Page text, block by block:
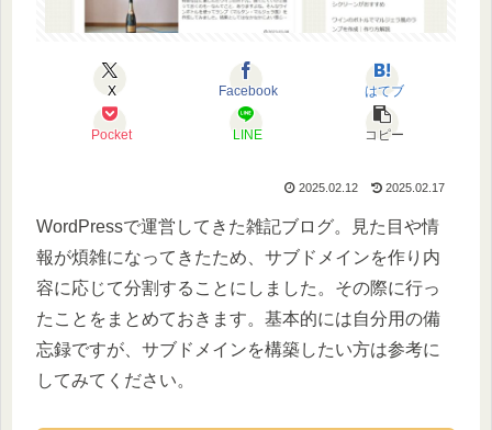
X Facebook はてブ
Pocket LINE コピー
2025.02.12 2025.02.17
WordPressで運営してきた雑記ブログ。見た目や情
報が煩雑になってきたため、サブドメインを作り内
容に応じて分割することにしました。その際に行っ
たことをまとめておきます。基本的には自分用の備
忘録ですが、サブドメインを構築したい方は参考に
してみてください。